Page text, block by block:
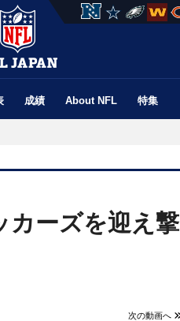
成績 About NFL 特集
カーズを迎え撃
次の動画へ